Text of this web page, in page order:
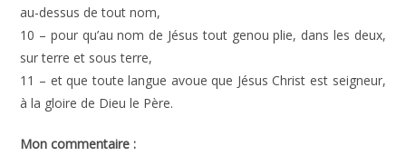
au-dessus de tout nom,
10 – pour qu’au nom de Jésus tout genou plie, dans les deux,
sur terre et sous terre,
11 – et que toute langue avoue que Jésus Christ est seigneur,
à la gloire de Dieu le Père.
Mon commentaire :